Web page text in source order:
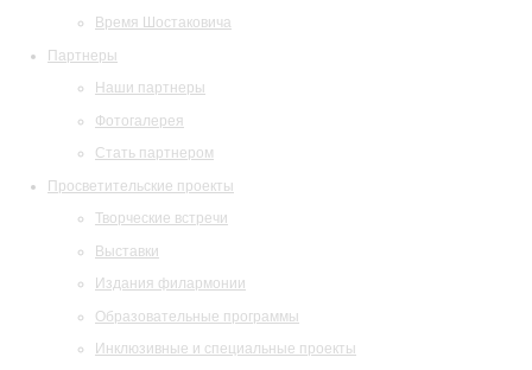
Время Шостаковича
Партнеры
Наши партнеры
Фотогалерея
Стать партнером
Просветительские проекты
Творческие встречи
Выставки
Издания филармонии
Образовательные программы
Инклюзивные и специальные проекты